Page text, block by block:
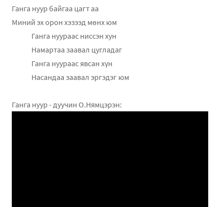
Ганга нуур байгаа цагт аа
Миний эх орон хэзээд мөнх юм
Ганга нуураас ниссэн хун
Намартаа заавал цугладаг
Ганга нуураас явсан хүн
Насандаа заавал эргэдэг юм
Ганга нуур - дуучин О.Нямцэрэн: